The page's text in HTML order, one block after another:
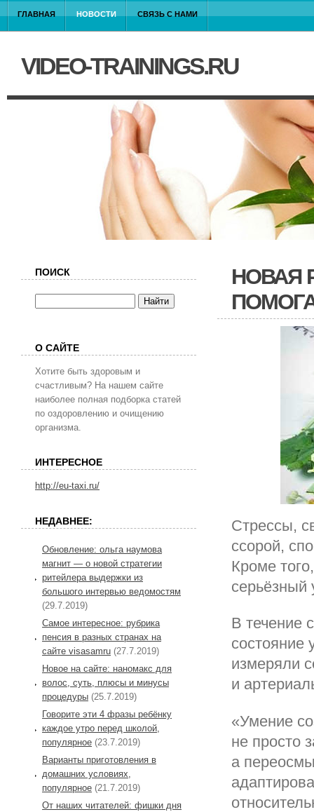
ГЛАВНАЯ НОВОСТИ СВЯЗЬ С НАМИ
VIDEO-TRAININGS.RU
НОВАЯ
Стрессы,
ссорой,
Кроме
В течение
состояние
измеряли
и
«Умение
не просто
а
ПОИСК
О САЙТЕ
Хотите быть здоровым и
счастливым? На нашем сайте
наиболее полная подборка статей
по оздоровлению и очищению
организма.
ИНТЕРЕСНОЕ
http://eu-taxi.ru/
НЕДАВНЕЕ:
Обновление: ольга наумова
магнит — о новой стратегии
ритейлера выдержки из
большого интервью ведомостям
(29.7.2019)
Самое интересное: рубрика
пенсия в разных странах на
сайте visasamru (27.7.2019)
Новое на сайте: наномакс для
волос, суть, плюсы и минусы
процедуры (25.7.2019)
Говорите эти 4 фразы ребёнку
каждое утро перед школой,
популярное (23.7.2019)
Варианты приготовления в
домашних условиях,
популярное (21.7.2019)
От наших читателей: фишки дня